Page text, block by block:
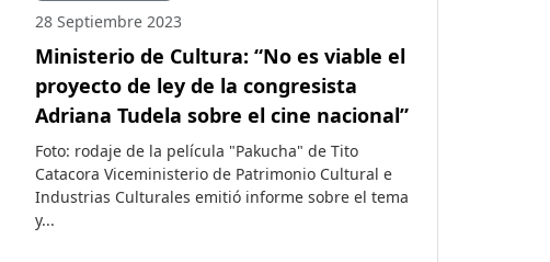
28 Septiembre 2023
Ministerio de Cultura: “No es viable el
proyecto de ley de la congresista
Adriana Tudela sobre el cine nacional”
Foto: rodaje de la película "Pakucha" de Tito
Catacora Viceministerio de Patrimonio Cultural e
Industrias Culturales emitió informe sobre el tema
y...